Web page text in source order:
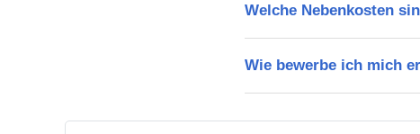
Welche Nebenkosten
Wie bewerbe ich mich